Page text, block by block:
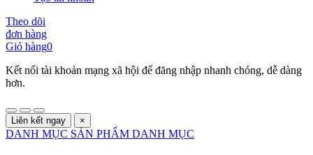
Theo dõi
đơn hàng
Giỏ hàng0
Kết nối tài khoản mạng xã hội để đăng nhập nhanh chóng, dễ dàng
hơn.
Liên kết ngay ×
DANH MỤC SẢN PHẨM DANH MỤC